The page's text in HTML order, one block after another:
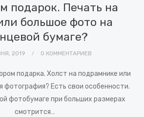
подарок. Печать на
большое фото на
бумаге?
2019 0 КОММЕНТАРИЕВ
подарка. Холст на подрамнике или
фотография? Есть свои особенности.
фотобумаге при больших размерах
смотрится…